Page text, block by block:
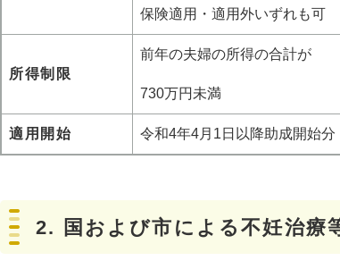
保険適用・適用外いずれも可
所得制限
前年の夫婦の所得の合計が
730万円未満
適用開始 令和4年4月1日以降助成開始分
2. 国および市による不妊治療